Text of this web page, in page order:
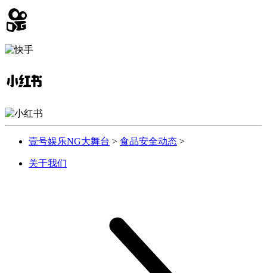
壹号娱乐NG大舞台 > 食品安全动态 >
关于我们